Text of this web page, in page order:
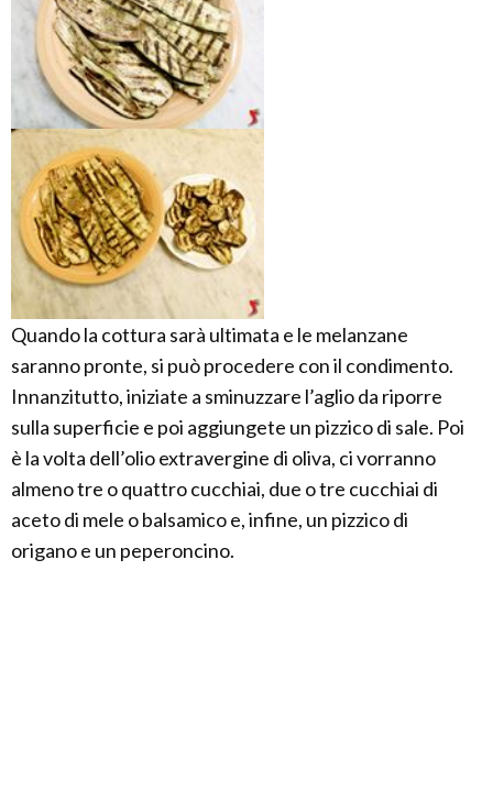
Quando la cottura sarà ultimata e le melanzane
saranno pronte, si può procedere con il condimento.
Innanzitutto, iniziate a sminuzzare l’aglio da riporre
sulla superficie e poi aggiungete un pizzico di sale. Poi
è la volta dell’olio extravergine di oliva, ci vorranno
almeno tre o quattro cucchiai, due o tre cucchiai di
aceto di mele o balsamico e, infine, un pizzico di
origano e un peperoncino.